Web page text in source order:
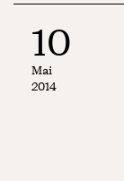
10
Mai
2014